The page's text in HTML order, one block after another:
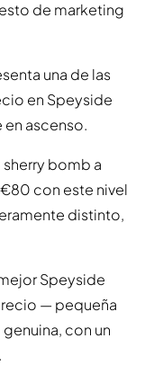
de marketing
una de las
en Speyside
en ascenso.
sherry bomb a
con este nivel
distinto,
Speyside
— pequeña
con un